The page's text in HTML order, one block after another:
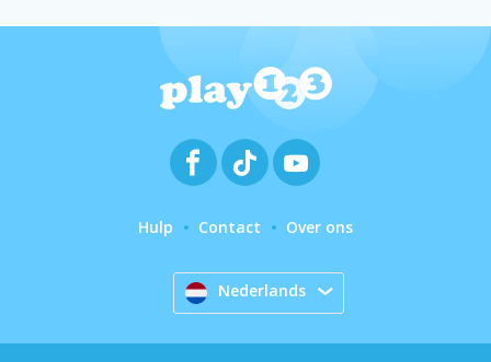
Hulp Contact Over ons
Nederlands